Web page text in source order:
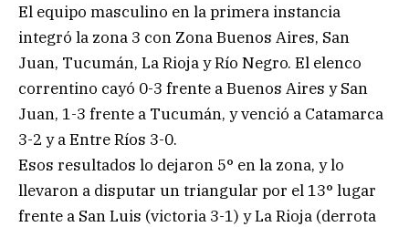
El equipo masculino en la primera instancia
integró la zona 3 con Zona Buenos Aires, San
Juan, Tucumán, La Rioja y Río Negro. El elenco
correntino cayó 0-3 frente a Buenos Aires y San
Juan, 1-3 frente a Tucumán, y venció a Catamarca
3-2 y a Entre Ríos 3-0.
Esos resultados lo dejaron 5° en la zona, y lo
llevaron a disputar un triangular por el 13° lugar
frente a San Luis (victoria 3-1) y La Rioja (derrota